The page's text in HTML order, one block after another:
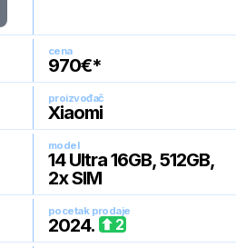
cena
970€*
proizvođač
Xiaomi
model
14 Ultra 16GB, 512GB,
2x SIM
pocetak prodaje
2024. 2